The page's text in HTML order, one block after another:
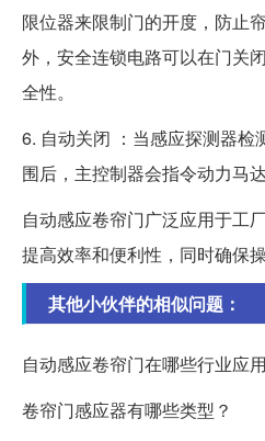
限位器来限制门的开度，防止
外，安全连锁电路可以在门关
全性。
6. 自动关闭 ：当感应探测器检
围后，主控制器会指令动力马
自动感应卷帘门广泛应用于工
提高效率和便利性，同时确保
其他小伙伴的相似问题：
自动感应卷帘门在哪些行业应
卷帘门感应器有哪些类型？